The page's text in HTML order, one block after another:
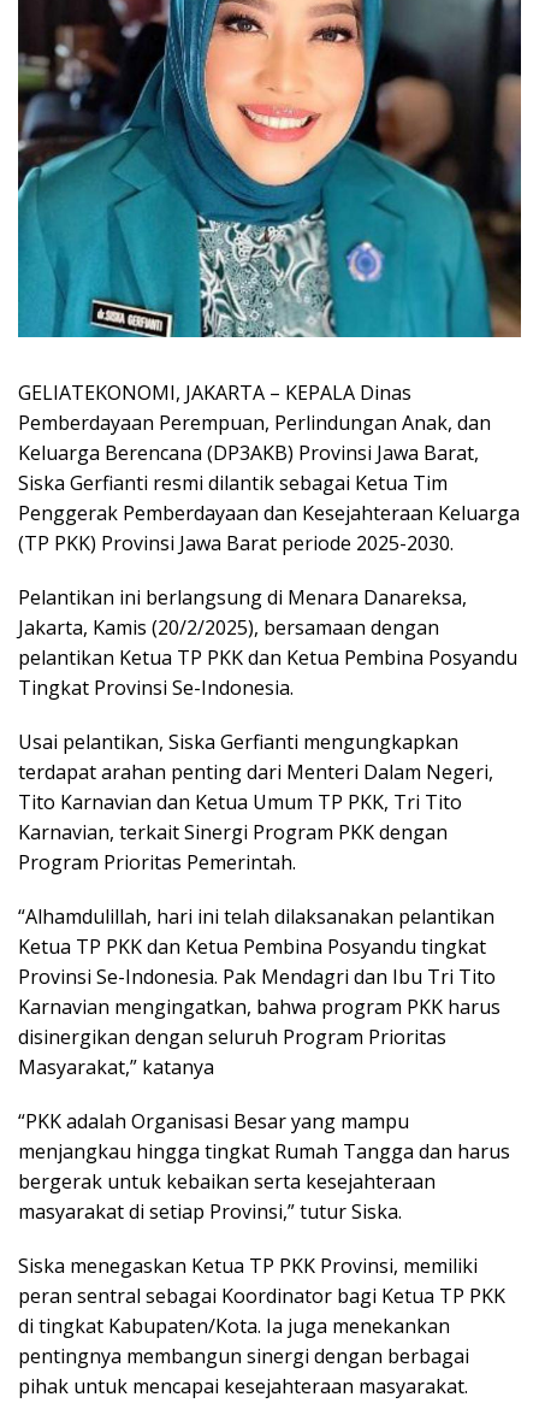
GELIATEKONOMI, JAKARTA – KEPALA Dinas
Pemberdayaan Perempuan, Perlindungan Anak, dan
Keluarga Berencana (DP3AKB) Provinsi Jawa Barat,
Siska Gerfianti resmi dilantik sebagai Ketua Tim
Penggerak Pemberdayaan dan Kesejahteraan Keluarga
(TP PKK) Provinsi Jawa Barat periode 2025-2030.
Pelantikan ini berlangsung di Menara Danareksa,
Jakarta, Kamis (20/2/2025), bersamaan dengan
pelantikan Ketua TP PKK dan Ketua Pembina Posyandu
Tingkat Provinsi Se-Indonesia.
Usai pelantikan, Siska Gerfianti mengungkapkan
terdapat arahan penting dari Menteri Dalam Negeri,
Tito Karnavian dan Ketua Umum TP PKK, Tri Tito
Karnavian, terkait Sinergi Program PKK dengan
Program Prioritas Pemerintah.
“Alhamdulillah, hari ini telah dilaksanakan pelantikan
Ketua TP PKK dan Ketua Pembina Posyandu tingkat
Provinsi Se-Indonesia. Pak Mendagri dan Ibu Tri Tito
Karnavian mengingatkan, bahwa program PKK harus
disinergikan dengan seluruh Program Prioritas
Masyarakat,” katanya
“PKK adalah Organisasi Besar yang mampu
menjangkau hingga tingkat Rumah Tangga dan harus
bergerak untuk kebaikan serta kesejahteraan
masyarakat di setiap Provinsi,” tutur Siska.
Siska menegaskan Ketua TP PKK Provinsi, memiliki
peran sentral sebagai Koordinator bagi Ketua TP PKK
di tingkat Kabupaten/Kota. Ia juga menekankan
pentingnya membangun sinergi dengan berbagai
pihak untuk mencapai kesejahteraan masyarakat.